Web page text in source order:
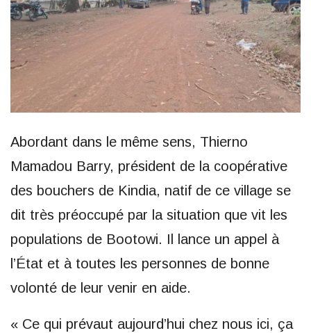
Abordant dans le même sens, Thierno
Mamadou Barry, président de la coopérative
des bouchers de Kindia, natif de ce village se
dit très préoccupé par la situation que vit les
populations de Bootowi. Il lance un appel à
l’État et à toutes les personnes de bonne
volonté de leur venir en aide.
« Ce qui prévaut aujourd’hui chez nous ici, ça